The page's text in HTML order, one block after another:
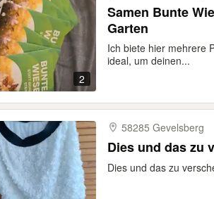
2
Samen Bunte
Garten
Ich biete hier mehrere
ideal, um deinen...
58285 Gevelsberg
Dies und das zu